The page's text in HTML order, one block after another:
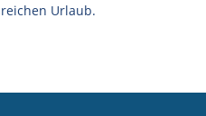
Urlaub.